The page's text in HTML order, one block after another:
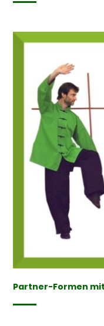
Partner-Formen